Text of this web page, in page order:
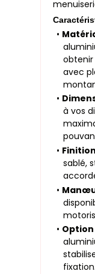
•
avec
•
à vos
•
sablé,
•
•
fixation.